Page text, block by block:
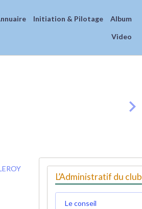
Initiation & Pilotage Album
Video
L’Administratif du club
Le conseil